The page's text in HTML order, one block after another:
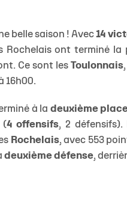
belle saison ! Avec14
Rochelais ont terminé la
Ce sont les
Toulonnais
16h00.
à la deuxième
(4 offensifs, 2
Rochelais, avec 553
deuxième défense,